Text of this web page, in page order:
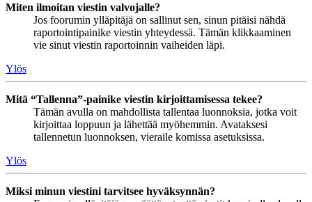
Miten ilmoitan viestin valvojalle?
Jos foorumin ylläpitäjä on sallinut sen, sinun pitäisi nähdä
raportointipainike viestin yhteydessä. Tämän klikkaaminen
vie sinut viestin raportoinnin vaiheiden läpi.
Ylös
Mitä “Tallenna”-painike viestin kirjoittamisessa tekee?
Tämän avulla on mahdollista tallentaa luonnoksia, jotka voit
kirjoittaa loppuun ja lähettää myöhemmin. Avataksesi
tallennetun luonnoksen, vieraile komissa asetuksissa.
Ylös
Miksi minun viestini tarvitsee hyväksynnän?